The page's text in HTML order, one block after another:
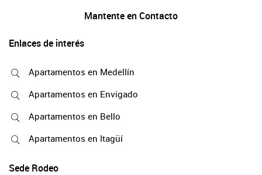
Mantente en Contacto
Enlaces de interés
Apartamentos en Medellín
Apartamentos en Envigado
Apartamentos en Bello
Apartamentos en Itagüí
Sede Rodeo